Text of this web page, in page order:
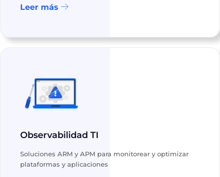
Leer más
Observabilidad TI
Soluciones ARM y APM para monitorear y optimizar
plataformas y aplicaciones